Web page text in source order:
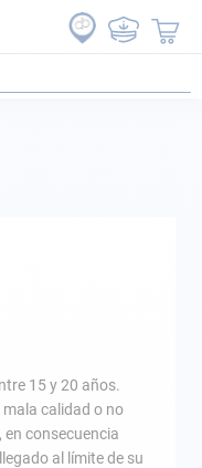
15 y 20 años.
mala calidad o no
consecuencia
al límite de su